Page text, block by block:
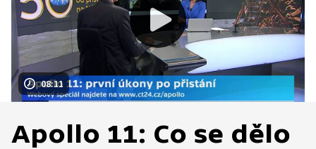
08:11
Apollo 11: Co se dělo